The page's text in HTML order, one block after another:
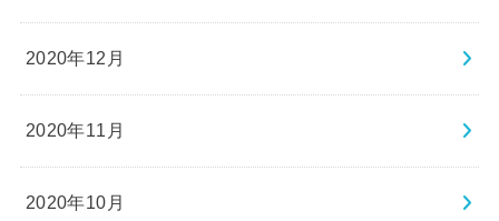
2020年12月
2020年11月
2020年10月